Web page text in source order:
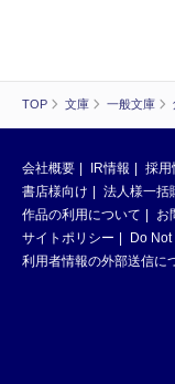
TOP 文庫 一般文庫
会社概要 IR情報 採用
書店様向け
法人様一括
作品の利用について
お
サイトポリシー
Do
利用者情報の外部送信に